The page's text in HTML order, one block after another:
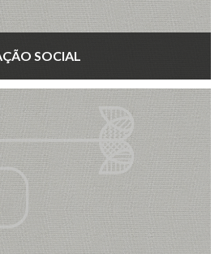
SOCIAL